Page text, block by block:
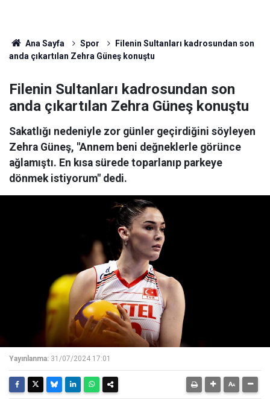
Ana Sayfa Spor
Filenin Sultanları kadrosundan son
anda çıkartılan Zehra Güneş konuştu
Filenin Sultanları kadrosundan son
anda çıkartılan Zehra Güneş konuştu
Sakatlığı nedeniyle zor günler geçirdiğini söyleyen
Zehra Güneş, "Annem beni değneklerle görünce
ağlamıştı. En kısa sürede toparlanıp parkeye
dönmek istiyorum" dedi.
Yayınlanma: 31/07/2024 17:01